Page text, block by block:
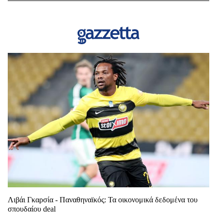
Λιβάι Γκαρσία - Παναθηναϊκός: Τα οικονομικά δεδομένα του
σπουδαίου deal